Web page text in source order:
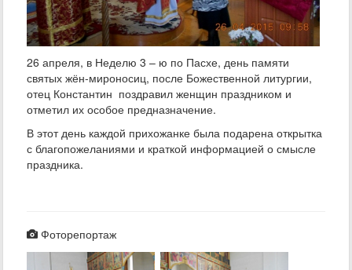
26 апреля, в Неделю 3 – ю по Пасхе, день памяти
святых жён-мироносиц, после Божественной литургии,
отец Константин поздравил женщин праздником и
отметил их особое предназначение.
В этот день каждой прихожанке была подарена открытка
с благопожеланиями и краткой информацией о смысле
праздника.
Фоторепортаж